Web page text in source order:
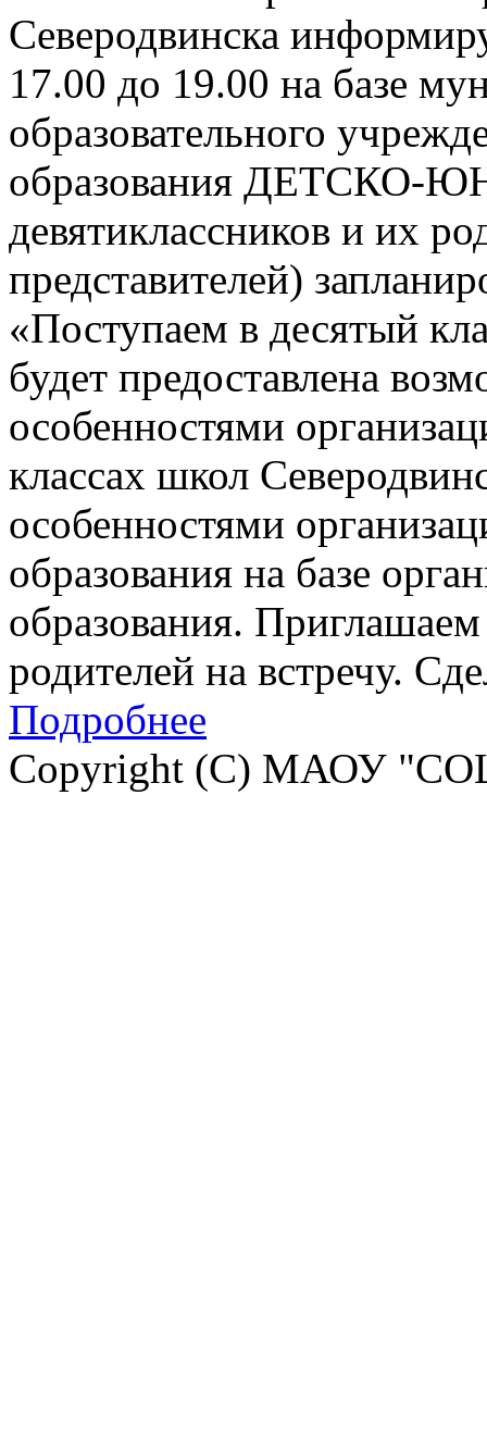
Северодвинска
17.00 до 19.00 на базе
образовательного
образования
девятиклассников и их
представителей)
«Поступаем в десятый
будет предоставлена
особенностями
классах школ
особенностями
образования на базе
образования.
родителей на встречу.
Подробнее
Copyright (C) МАОУ